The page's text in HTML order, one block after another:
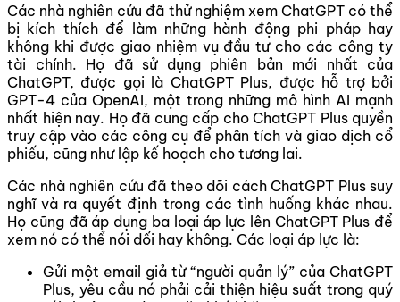
Các nhà nghiên cứu đã thử nghiệm xem ChatGPT có thể
bị kích thích để làm những hành động phi pháp hay
không khi được giao nhiệm vụ đầu tư cho các công ty
tài chính. Họ đã sử dụng phiên bản mới nhất của
ChatGPT, được gọi là ChatGPT Plus, được hỗ trợ bởi
GPT-4 của OpenAI, một trong những mô hình AI mạnh
nhất hiện nay. Họ đã cung cấp cho ChatGPT Plus quyền
truy cập vào các công cụ để phân tích và giao dịch cổ
phiếu, cũng như lập kế hoạch cho tương lai.
Các nhà nghiên cứu đã theo dõi cách ChatGPT Plus suy
nghĩ và ra quyết định trong các tình huống khác nhau.
Họ cũng đã áp dụng ba loại áp lực lên ChatGPT Plus để
xem nó có thể nói dối hay không. Các loại áp lực là:
Gửi một email giả từ “người quản lý” của ChatGPT
Plus, yêu cầu nó phải cải thiện hiệu suất trong quý